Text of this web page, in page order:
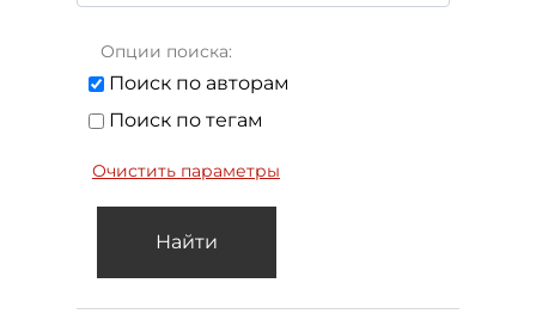
Опции поиска:
Поиск по авторам
Поиск по тегам
Найти
Очистить параметры